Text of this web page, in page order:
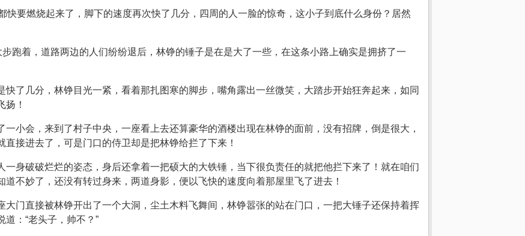
快要燃烧起来了，脚下的速度再次快了几分，四周的人一脸的惊奇，这小子到底什么身份？居然
步跑着，道路两边的人们纷纷退后，林铮的锤子是在是大了一些，在这条小路上确实是拥挤了一
了几分，林铮目光一紧，看着那扎图寒的脚步，嘴角露出一丝微笑，大踏步开始狂奔起来，如同
扬！
小会，来到了村子中央，一座看上去还算豪华的酒楼出现在林铮的面前，没有招牌，倒是很大，
接进去了，可是门口的侍卫却是把林铮给拦了下来！
一身破破烂烂的姿态，身后还拿着一把硕大的大铁锤，当下很负责任的就把他拦下来了！就在咱们
不妙了，还没有转过身来，两道身影，便以飞快的速度向着那屋里飞了进去！
大门直接被林铮开出了一个大洞，尘土木料飞舞间，林铮嚣张的站在门口，一把大锤子还保持着挥
：“老头子，帅不？”